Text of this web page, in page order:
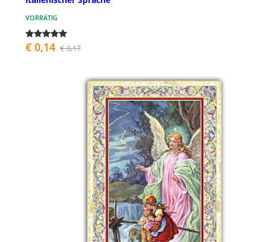
VORRÄTIG
€ 0,14 € 0,17